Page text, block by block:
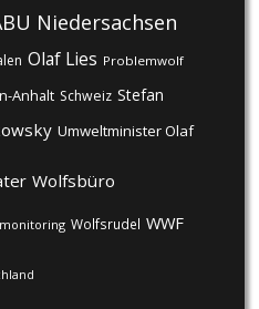
Niedersachsen
Olaf Lies Problemwolf
Anhalt Schweiz Stefan
Umweltminister Olaf
Wolfsbüro
Wolfsrudel WWF